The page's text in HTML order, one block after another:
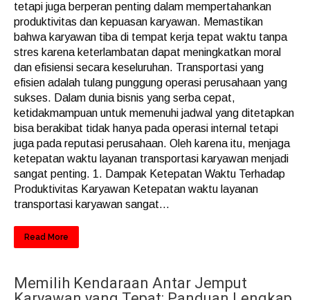
tetapi juga berperan penting dalam mempertahankan
produktivitas dan kepuasan karyawan. Memastikan
bahwa karyawan tiba di tempat kerja tepat waktu tanpa
stres karena keterlambatan dapat meningkatkan moral
dan efisiensi secara keseluruhan. Transportasi yang
efisien adalah tulang punggung operasi perusahaan yang
sukses. Dalam dunia bisnis yang serba cepat,
ketidakmampuan untuk memenuhi jadwal yang ditetapkan
bisa berakibat tidak hanya pada operasi internal tetapi
juga pada reputasi perusahaan. Oleh karena itu, menjaga
ketepatan waktu layanan transportasi karyawan menjadi
sangat penting. 1. Dampak Ketepatan Waktu Terhadap
Produktivitas Karyawan Ketepatan waktu layanan
transportasi karyawan sangat...
Read More
Memilih Kendaraan Antar Jemput